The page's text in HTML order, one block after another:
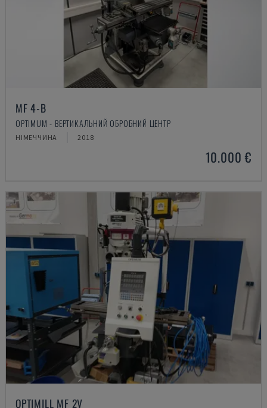
MF 4-B
OPTIMUM - ВЕРТИКАЛЬНИЙ ОБРОБНИЙ ЦЕНТР
НІМЕЧЧИНА 2018
10.000 €
OPTIMILL MF 2V